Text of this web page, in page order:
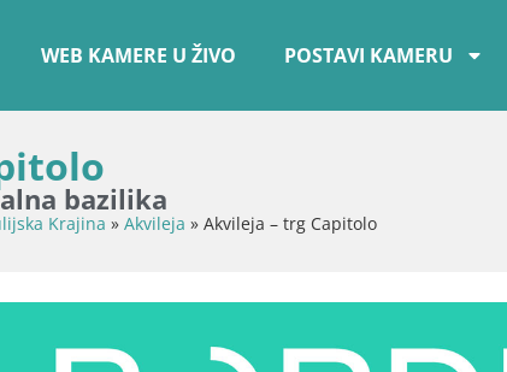
WEB KAMERE U ŽIVO POSTAVI KAMERU
bazilika
Krajina » Akvileja » Akvileja – trg Capitolo